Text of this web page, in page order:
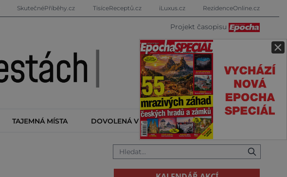
×
SkutečnéPříběhy.cz TisíceReceptů.cz iLuxus.cz RezidenceOnline.cz
Projekt časopisu
TAJEMNÁ MÍSTA DOVOLENÁ V ZAHRANIČÍ KALENDÁŘ AKCÍ